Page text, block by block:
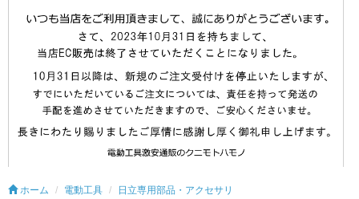
ホーム 電動工具 日立専用部品・アクセサリ